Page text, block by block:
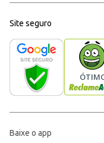
Site seguro
Baixe o app